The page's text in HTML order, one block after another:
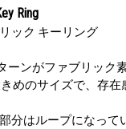
Ring
ック キーリング
ーンがファブリック
めのサイズで、存在
分はループになって